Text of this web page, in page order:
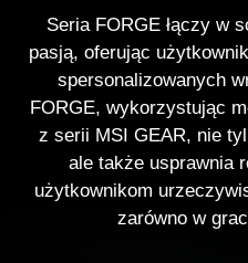
Seria FORGE łączy w
pasją, oferując
spersonalizowanych
FORGE, wykorzystując
z serii MSI GEAR, nie
ale także usprawnia
użytkownikom
zarówno w